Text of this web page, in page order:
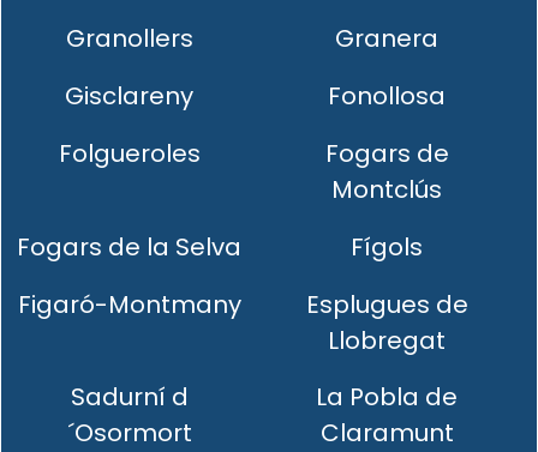
Granollers
Granera
Gisclareny
Fonollosa
Folgueroles
Fogars de
Montclús
Fogars de la Selva
Fígols
Figaró-Montmany
Esplugues de
Llobregat
Sadurní d
´Osormort
La Pobla de
Claramunt